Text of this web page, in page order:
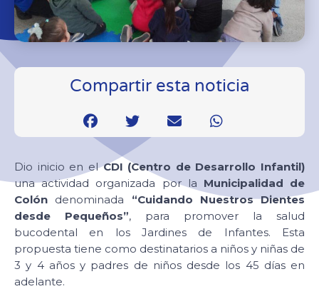
Compartir esta noticia
Dio inicio en elCDI (Centro de Desarrollo Infantil)
una actividad organizada por la Municipalidad de
Colón denominada “Cuidando Nuestros Dientes
desde Pequeños”, para promover la salud
bucodental en los Jardines de Infantes. Esta
propuesta tiene como destinatarios a niños y niñas de
3 y 4 años y padres de niños desde los 45 días en
adelante.